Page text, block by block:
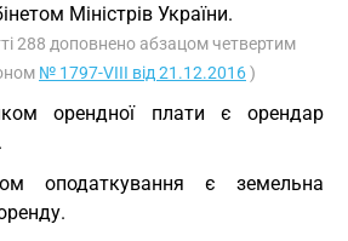
Міністрів України.
288 доповнено абзацом четвертим
№ 1797-VIII від 21.12.2016)
орендної плати є орендар
оподаткування є земельна